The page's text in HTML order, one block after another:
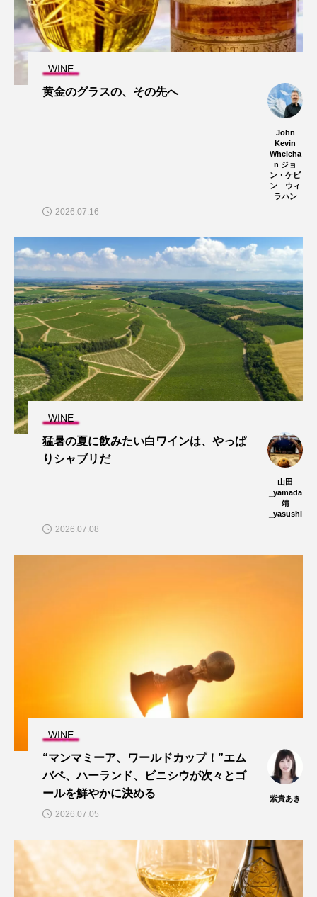
WINE
黄金のグラスの、その先へ
John
Kevin
Wheleha
n ジョ
ン・ケビ
ン ウィ
ラハン
2026.07.16
WINE
猛暑の夏に飲みたい白ワインは、やっぱ
りシャブリだ
山田
_yamada
靖
_yasushi
2026.07.08
WINE
“マンマミーア、ワールドカップ！”エム
バペ、ハーランド、ビニシウが次々とゴ
ールを鮮やかに決める
紫貴あき
2026.07.05